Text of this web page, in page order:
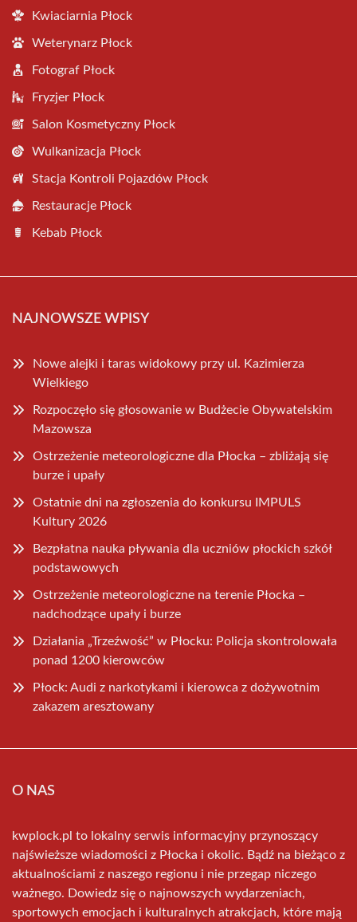
Kwiaciarnia Płock
Weterynarz Płock
Fotograf Płock
Fryzjer Płock
Salon Kosmetyczny Płock
Wulkanizacja Płock
Stacja Kontroli Pojazdów Płock
Restauracje Płock
Kebab Płock
NAJNOWSZE WPISY
Nowe alejki i taras widokowy przy ul. Kazimierza
Wielkiego
Rozpoczęło się głosowanie w Budżecie Obywatelskim
Mazowsza
Ostrzeżenie meteorologiczne dla Płocka – zbliżają się
burze i upały
Ostatnie dni na zgłoszenia do konkursu IMPULS
Kultury 2026
Bezpłatna nauka pływania dla uczniów płockich szkół
podstawowych
Ostrzeżenie meteorologiczne na terenie Płocka –
nadchodzące upały i burze
Działania „Trzeźwość” w Płocku: Policja skontrolowała
ponad 1200 kierowców
Płock: Audi z narkotykami i kierowca z dożywotnim
zakazem aresztowany
O NAS
kwplock.pl to lokalny serwis informacyjny przynoszący
najświeższe wiadomości z Płocka i okolic. Bądź na bieżąco z
aktualnościami z naszego regionu i nie przegap niczego
ważnego. Dowiedz się o najnowszych wydarzeniach,
sportowych emocjach i kulturalnych atrakcjach, które mają